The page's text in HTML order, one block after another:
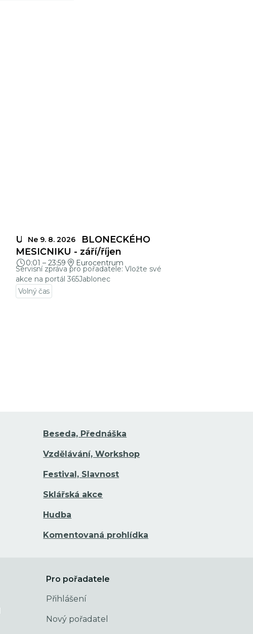
Ne 9. 8. 2026
UZÁVĚRKY JABLONECKÉHO
MĚSÍČNÍKU - září/říjen
0:01 – 23:59 Eurocentrum
Servisní zpráva pro pořadatele: Vložte své
akce na portál 365Jablonec
Volný čas
Beseda, Přednáška
Vzdělávání, Workshop
Festival, Slavnost
Sklářská akce
Hudba
Komentovaná prohlídka
Pro pořadatele
Přihlášení
Nový pořadatel